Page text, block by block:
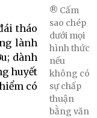
tháo
lành
dành
huyết
có
® Cấm
sao chép
dưới mọi
hình thức
nếu
không có
sự chấp
thuận
bằng văn